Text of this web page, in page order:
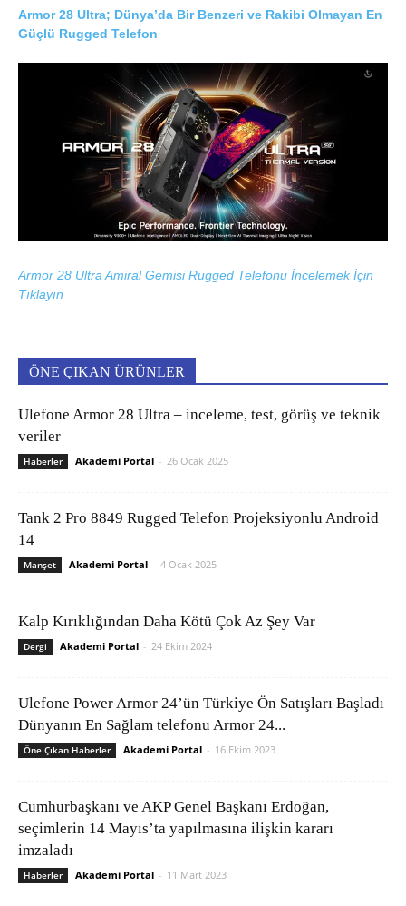
Armor 28 Ultra; Dünya’da Bir Benzeri ve Rakibi Olmayan En
Güçlü Rugged Telefon
Armor 28 Ultra Amiral Gemisi Rugged Telefonu İncelemek İçin
Tıklayın
ÖNE ÇIKAN ÜRÜNLER
Ulefone Armor 28 Ultra – inceleme, test, görüş ve teknik
veriler
Haberler Akademi Portal - 26 Ocak 2025
Tank 2 Pro 8849 Rugged Telefon Projeksiyonlu Android
14
Manşet Akademi Portal - 4 Ocak 2025
Kalp Kırıklığından Daha Kötü Çok Az Şey Var
Dergi Akademi Portal - 24 Ekim 2024
Ulefone Power Armor 24’ün Türkiye Ön Satışları Başladı
Dünyanın En Sağlam telefonu Armor 24...
Öne Çıkan Haberler Akademi Portal - 16 Ekim 2023
Cumhurbaşkanı ve AKP Genel Başkanı Erdoğan,
seçimlerin 14 Mayıs’ta yapılmasına ilişkin kararı
imzaladı
Haberler Akademi Portal - 11 Mart 2023